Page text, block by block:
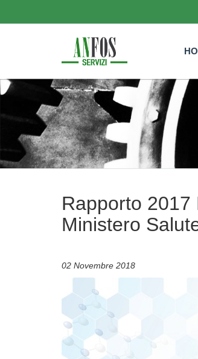
Rapporto 2017
Ministero
02 Novembre 2018